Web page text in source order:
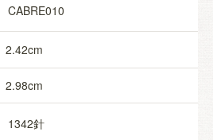
CABRE010
2.42
2.98
1342